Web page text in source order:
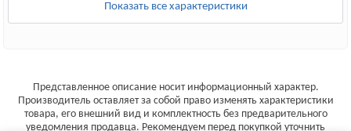
Показать все характеристики
Представленное описание носит информационный характер.
Производитель оставляет за собой право изменять характеристики
товара, его внешний вид и комплектность без предварительного
уведомления продавца. Рекомендуем перед покупкой уточнить